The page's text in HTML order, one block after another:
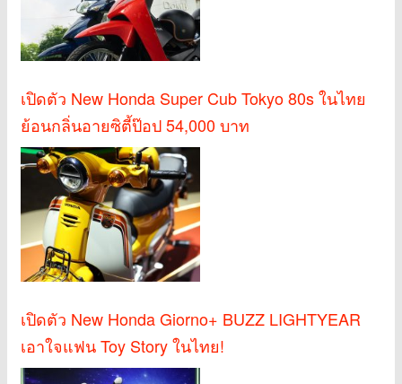
เปิดตัว New Honda Super Cub Tokyo 80s ในไทย
ย้อนกลิ่นอายซิตี้ป๊อป 54,000 บาท
เปิดตัว New Honda Giorno+ BUZZ LIGHTYEAR
เอาใจแฟน Toy Story ในไทย!